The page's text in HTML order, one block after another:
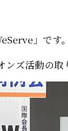
」です。
ズ活動の取